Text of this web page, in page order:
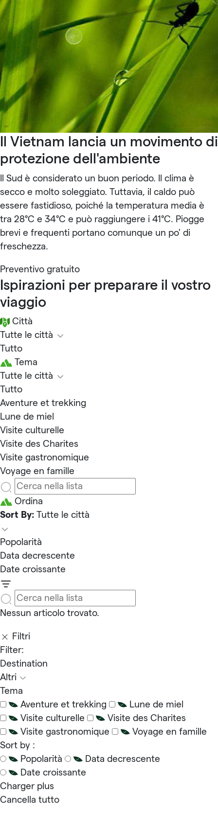
Il Vietnam lancia un movimento di
protezione dell'ambiente
Il Sud è considerato un buon periodo. Il clima è
secco e molto soleggiato. Tuttavia, il caldo può
essere fastidioso, poiché la temperatura media è
tra 28°C e 34°C e può raggiungere i 41°C. Piogge
brevi e frequenti portano comunque un po' di
freschezza.
Preventivo gratuito
Ispirazioni per preparare il vostro
viaggio
Città
Tutte le città
Tutto
Tema
Tutte le città
Tutto
Aventure et trekking
Lune de miel
Visite culturelle
Visite des Charites
Visite gastronomique
Voyage en famille
Ordina
Sort By: Tutte le città
Popolarità
Data decrescente
Date croissante
Nessun articolo trovato.
Filtri
Filter:
Destination
Altri
Tema
Aventure et trekking
Lune de miel
Visite culturelle
Visite des Charites
Visite gastronomique
Voyage en famille
Sort by :
Popolarità
Data decrescente
Date croissante
Charger plus
Cancella tutto